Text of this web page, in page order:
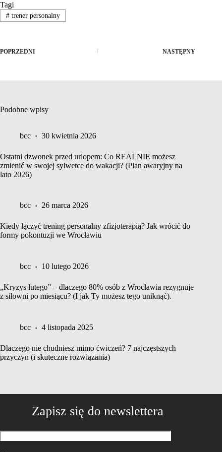
Tagi
#trener personalny
POPRZEDNI NASTĘPNY
Podobne wpisy
bcc 30 kwietnia 2026
Ostatni dzwonek przed urlopem: Co REALNIE możesz
zmienić w swojej sylwetce do wakacji? (Plan awaryjny na
lato 2026)
bcc 26 marca 2026
Kiedy łączyć trening personalny zfizjoterapią? Jak wrócić do
formy pokontuzji we Wrocławiu
bcc 10 lutego 2026
„Kryzys lutego” – dlaczego 80% osób z Wrocławia rezygnuje
z siłowni po miesiącu? (I jak Ty możesz tego uniknąć).
bcc 4 listopada 2025
Dlaczego nie chudniesz mimo ćwiczeń? 7 najczęstszych
przyczyn (i skuteczne rozwiązania)
Zapisz się do newslettera